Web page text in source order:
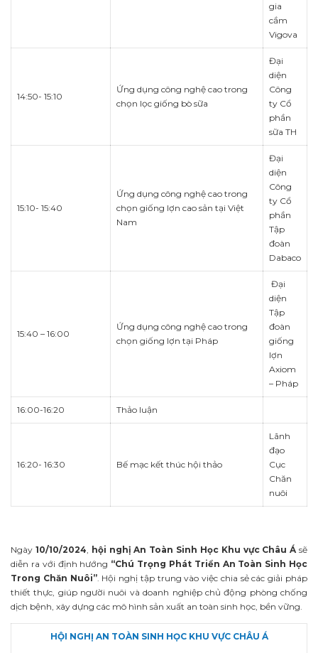
gia
cầm
Vigova
14:50- 15:10
Ứng dụng công nghệ cao trong
chọn lọc giống bò sữa
Đại
diện
Công
ty Cổ
phần
sữa TH
15:10- 15:40
Ứng dụng công nghệ cao trong
chọn giống lợn cao sản tại Việt
Nam
Đại
diện
Công
ty Cổ
phần
Tập
đoàn
Dabaco
15:40 – 16:00
Ứng dụng công nghệ cao trong
chọn giống lợn tại Pháp
Đại
diện
Tập
đoàn
giống
lợn
Axiom
– Pháp
16:00-16:20 Thảo luận
16:20- 16:30 Bế mạc kết thúc hội thảo
Lãnh
đạo
Cục
Chăn
nuôi
Ngày 10/10/2024, hội nghị An Toàn Sinh Học Khu vực Châu Ásẽ
diễn ra với định hướng “Chú Trọng Phát Triển An Toàn Sinh Học
Trong Chăn Nuôi”. Hội nghị tập trung vào việc chia sẻ các giải pháp
thiết thực, giúp người nuôi và doanh nghiệp chủ động phòng chống
dịch bệnh, xây dựng các mô hình sản xuất an toàn sinh học, bền vững.
HỘI NGHỊ AN TOÀN SINH HỌC KHU VỰC CHÂU Á